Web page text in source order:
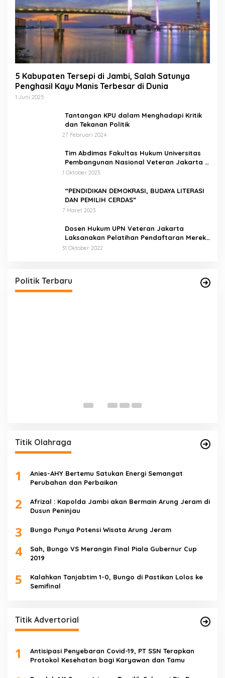
5 Kabupaten Tersepi di Jambi, Salah Satunya
Penghasil Kayu Manis Terbesar di Dunia
1 Juni 2025
Tantangan KPU dalam Menghadapi Kritik
dan Tekanan Politik
27 Februari 2024
Tim Abdimas Fakultas Hukum Universitas
Pembangunan Nasional Veteran Jakarta
Melakukan Pendampingan dan
1 Oktober 2023
“PENDIDIKAN DEMOKRASI, BUDAYA LITERASI
DAN PEMILIH CERDAS”
7 Maret 2023
Dosen Hukum UPN Veteran Jakarta
Laksanakan Pelatihan Pendaftaran Merek
di Desa Jatisura Kabupaten Indramayu
31 Oktober 2022
Politik Terbaru
Di Politik, Titik Kota Jambi
Titik Olahraga
1
Anies-AHY Bertemu Satukan Energi Semangat
Perubahan dan Perbaikan
2
Afrizal : Kapolda Jambi akan Bermain Arung Jeram di
Dusun Peninjau
3 Bungo Punya Potensi Wisata Arung Jeram
4
Sah, Bungo VS Merangin Final Piala Gubernur Cup
2019
5
Kalahkan Tanjabtim 1-0, Bungo di Pastikan Lolos ke
Semifinal
Titik Advertorial
1
Antisipasi Penyebaran Covid-19, PT SSN Terapkan
Protokol Kesehatan bagi Karyawan dan Tamu